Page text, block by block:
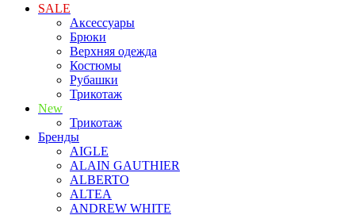
SALE
Аксессуары
Брюки
Верхняя одежда
Костюмы
Рубашки
Трикотаж
New
Трикотаж
Бренды
AIGLE
ALAIN GAUTHIER
ALBERTO
ALTEA
ANDREW WHITE